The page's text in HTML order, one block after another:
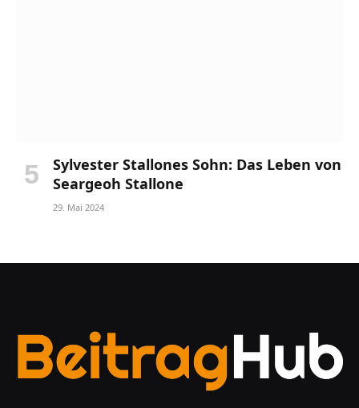
Sylvester Stallones Sohn: Das Leben von
Seargeoh Stallone
29. Mai 2024